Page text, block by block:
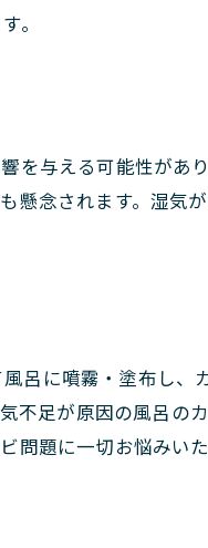
。
を与える可能性があ
念されます。湿気が
呂に噴霧・塗布し、
不足が原因の風呂の
問題に一切お悩みい